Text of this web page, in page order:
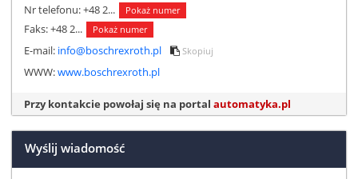
Nr telefonu:+48 2... Pokaż numer
Faks:+48 2... Pokaż numer
E-mail: info@boschrexroth.pl Skopiuj
WWW:www.boschrexroth.pl
Przy kontakcie powołaj się na portal automatyka.pl
Wyślij wiadomość